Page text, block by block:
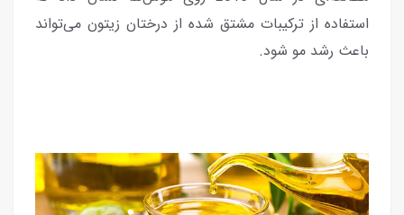
استفاده از ترکیبات مشتق شده از درختان زیتون می‌تواند
باعث رشد مو شود.